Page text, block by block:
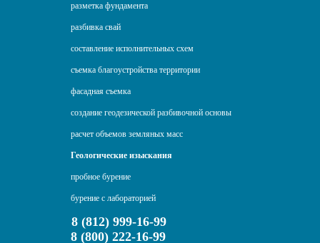
разметка фундамента
разбивка свай
составление исполнительных схем
съемка благоустройства территории
фасадная съемка
создание геодезической разбивочной основы
расчет объемов земляных масс
Геологические изыскания
пробное бурение
бурение с лабораторией
8 (812) 999-16-99
8 (800) 222-16-99